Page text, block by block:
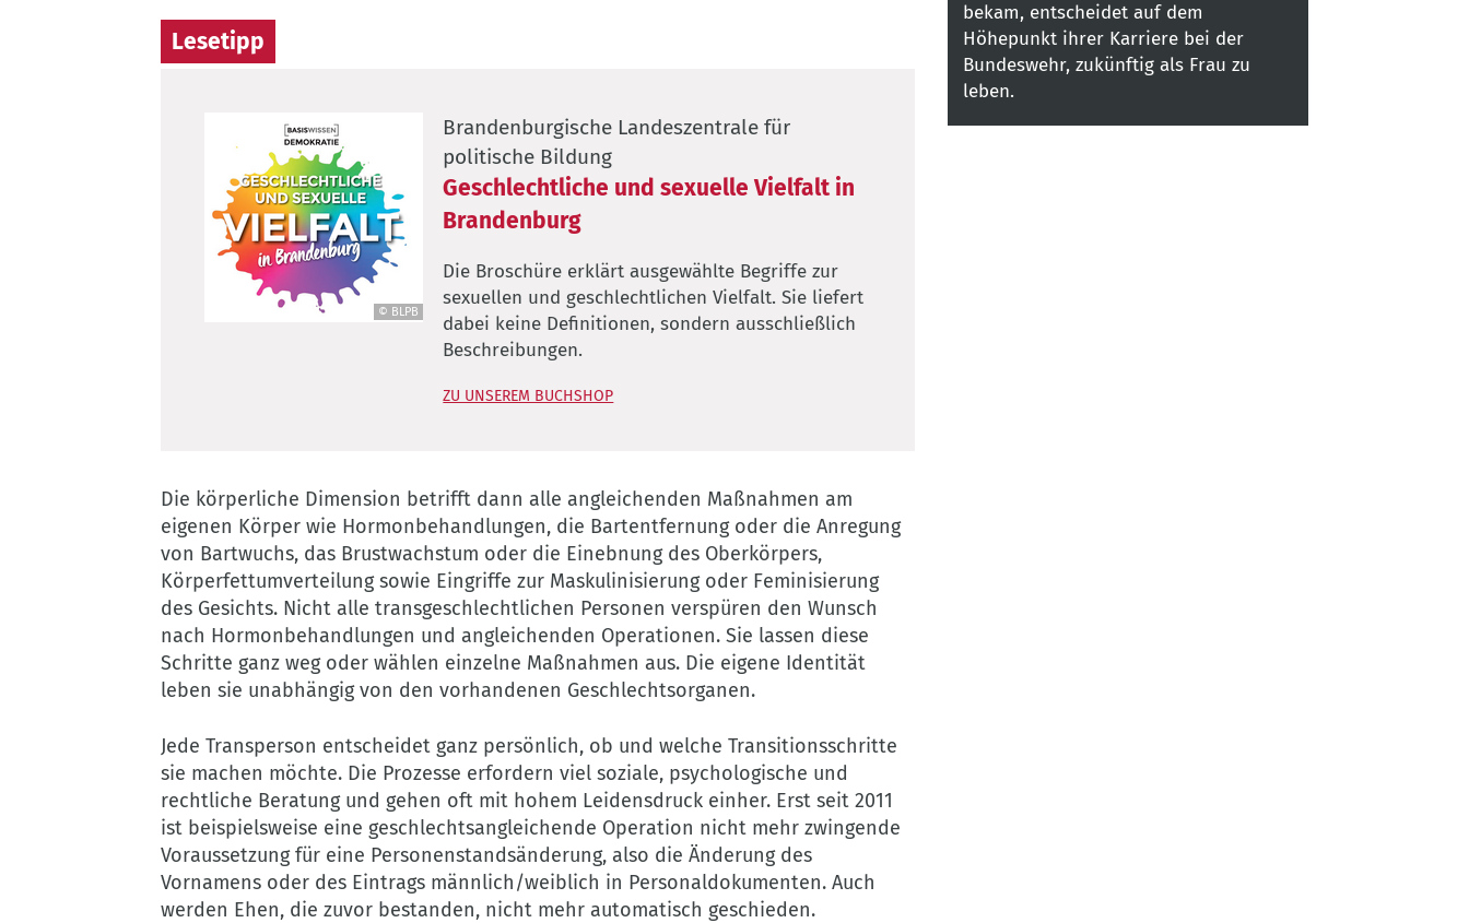
Lesetipp
© BLPB
Brandenburgische Landeszentrale für
politische Bildung
Geschlechtliche und sexuelle Vielfalt in
Brandenburg
Die Broschüre erklärt ausgewählte Begriffe zur
sexuellen und geschlechtlichen Vielfalt. Sie liefert
dabei keine Definitionen, sondern ausschließlich
Beschreibungen.
ZU UNSEREM BUCHSHOP
Die körperliche Dimension betrifft dann alle angleichenden Maßnahmen am
eigenen Körper wie Hormonbehandlungen, die Bartentfernung oder die Anregung
von Bartwuchs, das Brustwachstum oder die Einebnung des Oberkörpers,
Körperfettumverteilung sowie Eingriffe zur Maskulinisierung oder Feminisierung
des Gesichts. Nicht alle transgeschlechtlichen Personen verspüren den Wunsch
nach Hormonbehandlungen und angleichenden Operationen. Sie lassen diese
Schritte ganz weg oder wählen einzelne Maßnahmen aus. Die eigene Identität
leben sie unabhängig von den vorhandenen Geschlechtsorganen.
Jede Transperson entscheidet ganz persönlich, ob und welche Transitionsschritte
sie machen möchte. Die Prozesse erfordern viel soziale, psychologische und
rechtliche Beratung und gehen oft mit hohem Leidensdruck einher. Erst seit 2011
ist beispielsweise eine geschlechtsangleichende Operation nicht mehr zwingende
Voraussetzung für eine Personenstandsänderung, also die Änderung des
Vornamens oder des Eintrags männlich/weiblich in Personaldokumenten. Auch
werden Ehen, die zuvor bestanden, nicht mehr automatisch geschieden.
bekam, entscheidet auf dem
Höhepunkt ihrer Karriere bei der
Bundeswehr, zukünftig als Frau zu
leben.